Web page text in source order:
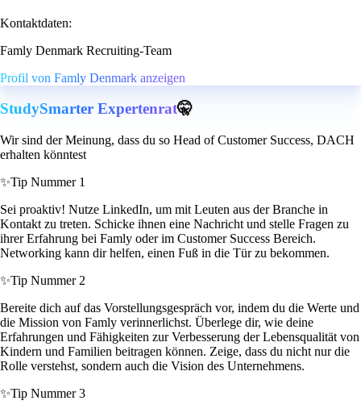
Kontaktdaten:
Famly Denmark Recruiting-Team
Profil von Famly Denmark anzeigen
StudySmarter Expertenrat🤫
Wir sind der Meinung, dass du so Head of Customer Success, DACH
erhalten könntest
✨Tip Nummer 1
Sei proaktiv! Nutze LinkedIn, um mit Leuten aus der Branche in
Kontakt zu treten. Schicke ihnen eine Nachricht und stelle Fragen zu
ihrer Erfahrung bei Famly oder im Customer Success Bereich.
Networking kann dir helfen, einen Fuß in die Tür zu bekommen.
✨Tip Nummer 2
Bereite dich auf das Vorstellungsgespräch vor, indem du die Werte und
die Mission von Famly verinnerlichst. Überlege dir, wie deine
Erfahrungen und Fähigkeiten zur Verbesserung der Lebensqualität von
Kindern und Familien beitragen können. Zeige, dass du nicht nur die
Rolle verstehst, sondern auch die Vision des Unternehmens.
✨Tip Nummer 3